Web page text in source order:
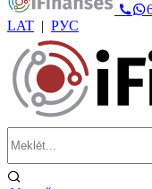
LAT | РУС